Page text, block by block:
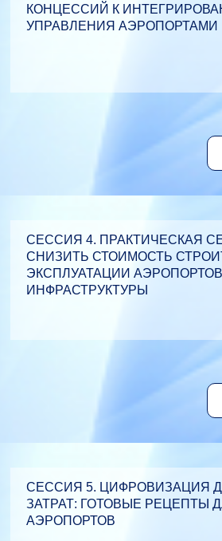
КОНЦЕССИЙ К
УПРАВЛЕНИЯ АЭРОПОРТАМИ
СЕССИЯ 4. ПРАКТИЧЕСКАЯ
СНИЗИТЬ СТОИМОСТЬ
ЭКСПЛУАТАЦИИ
ИНФРАСТРУКТУРЫ
СЕССИЯ 5. ЦИФРОВИЗАЦИЯ
ЗАТРАТ: ГОТОВЫЕ РЕЦЕПТЫ
АЭРОПОРТОВ